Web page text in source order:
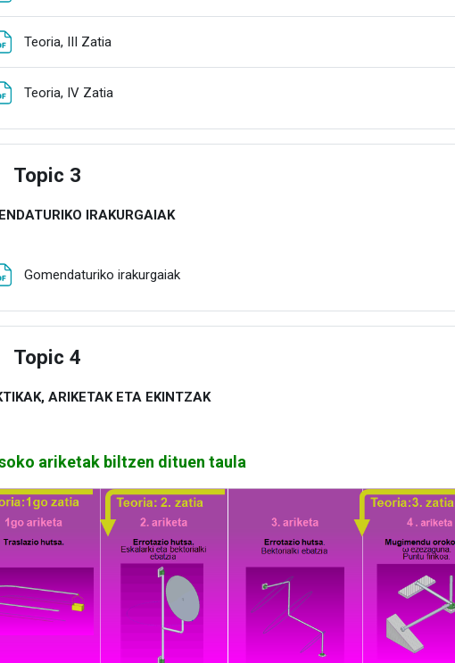
Teoria, III Zatia
Teoria, IV Zatia
Topic 3
IRAKURGAIAK
Gomendaturiko irakurgaiak
Topic 4
ARIKETAK ETA EKINTZAK
ariketak biltzen dituen taula